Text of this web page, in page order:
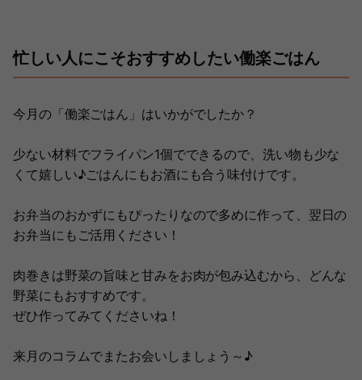
忙しい人にこそおすすめしたい働楽ごはん
今月の「働楽ごはん」はいかがでしたか？
少ない材料でフライパン1個でできるので、洗い物も少な
くて嬉しい♪ごはんにもお酒にも合う味付けです。
お弁当のおかずにもぴったりなので多めに作って、翌日の
お弁当にもご活用ください！
肉巻きは野菜の旨味と甘みをお肉が包み込むから、どんな
野菜にもおすすめです。
ぜひ作ってみてくださいね！
来月のコラムでまたお会いしましょう～♪